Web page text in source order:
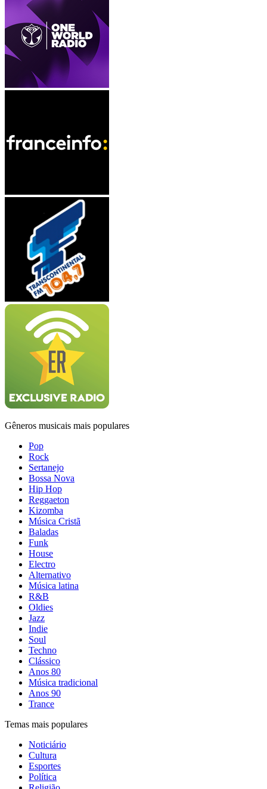
Gêneros musicais mais populares
Pop
Rock
Sertanejo
Bossa Nova
Hip Hop
Reggaeton
Kizomba
Música Cristã
Baladas
Funk
House
Electro
Alternativo
Música latina
R&B
Oldies
Jazz
Indie
Soul
Techno
Clássico
Anos 80
Música tradicional
Anos 90
Trance
Temas mais populares
Noticiário
Cultura
Esportes
Política